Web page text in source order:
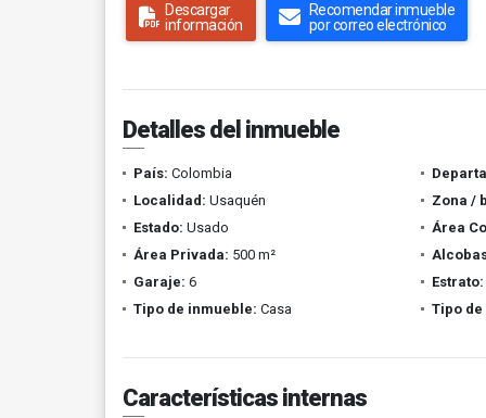
Descargar
información
Recomendar inmueble
por correo electrónico
Detalles del inmueble
País: Colombia
Localidad: Usaquén Zona /
Estado: Usado Área
Área Privada: 500 m²
Garaje: 6 Estrato:
Tipo de inmueble: Casa Tipo
Características internas